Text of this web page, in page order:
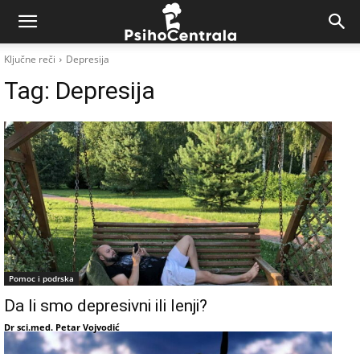
Ključne reči Depresija
Tag: Depresija
Pomoc i podrska
Da li smo depresivni ili lenji?
Dr sci.med. Petar Vojvodić